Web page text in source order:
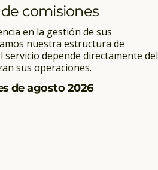
comisiones
en la gestión de sus
nuestra estructura de
servicio depende directamente del
sus operaciones.
de agosto 2026